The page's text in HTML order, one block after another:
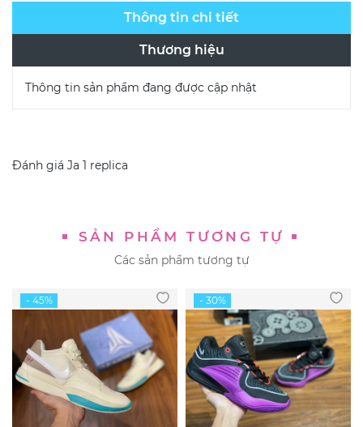
Thông tin chi tiết
Thương hiệu
Thông tin sản phẩm đang được cập nhật
Đánh giá Ja 1 replica
SẢN PHẨM TƯƠNG TỰ
Các sản phẩm tương tự